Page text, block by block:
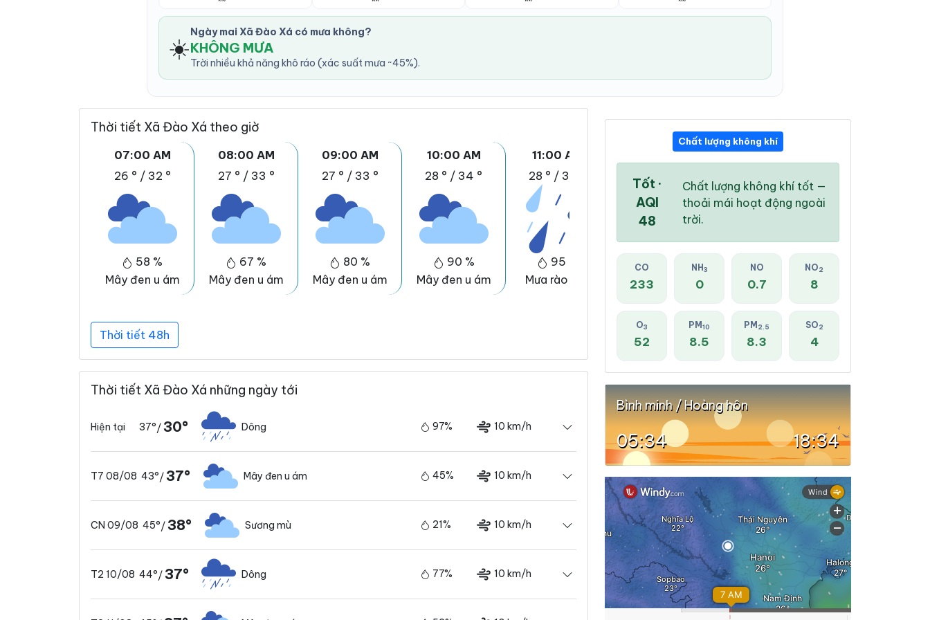
☀️
Ngày mai Xã Đào Xá có mưa không?
KHÔNG MƯA
Trời nhiều khả năng khô ráo (xác suất mưa ~45%).
Thời tiết Xã Đào Xá theo giờ
07:00 AM
26 ° / 32 °
58 %
Mây đen u ám
08:00 AM
27 ° / 33 °
67 %
Mây đen u ám
09:00 AM
27 ° / 33 °
80 %
Mây đen u ám
10:00 AM
28 ° / 34 °
90 %
Mây đen u ám
11:00 AM
28 ° / 34 °
95 %
Mưa rào nhẹ
12:00 PM
29 °
Mưa rào nhẹ
01:00 PM
97 %
Mây đen u ám
Thời tiết 48h
Thời tiết Xã Đào Xá những ngày tới
Hiện tại 37°/30° Dông 97% 10 km/h
T7 08/08 43°/37° Mây đen u ám 45% 10 km/h
CN 09/08 45°/38° Sương mù 21% 10 km/h
T2 10/08 44°/37° Dông 77% 10 km/h
Chất lượng không khí
Tốt ·
AQI
48
Chất lượng không khí tốt —
thoải mái hoạt động ngoài
trời.
CO
233
NH 3
0
NO
0.7
NO2
8
O3
52
PM 10
8.5
PM 2.5
8.3
SO2
4
Bình minh / Hoàng hôn
05:34 18:34